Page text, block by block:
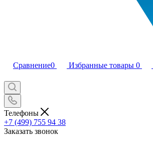
Сравнение0 Избранные товары 0
Телефоны
+7 (499) 755 94 38
Заказать звонок